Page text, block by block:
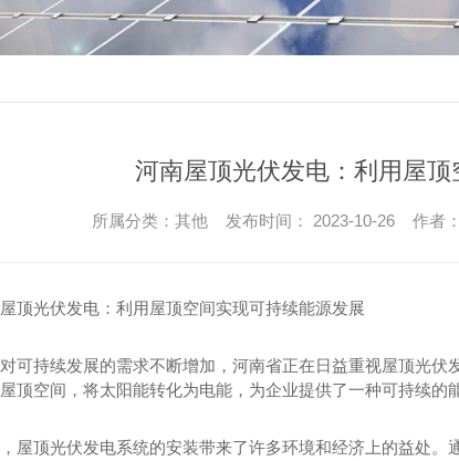
河南屋顶光伏发电：利用屋
所属分类：其他 发布时间： 2023-10-26 作者：
顶光伏发电：利用屋顶空间实现可持续能源发展
可持续发展的需求不断增加，河南省正在日益重视屋顶光
顶空间，将太阳能转化为电能，为企业提供了一种可持续的
屋顶光伏发电系统的安装带来了许多环境和经济上的益处。